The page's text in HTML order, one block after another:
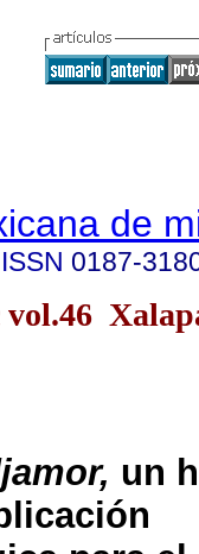
de
ISSN 0187-
un